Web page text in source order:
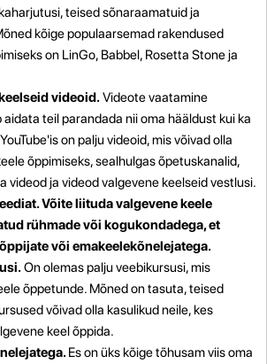
teised sõnaraamatuid ja
kõige populaarsemad rakendused
on LinGo, Babbel, Rosetta Stone ja
videoid.Videote vaatamine
teil parandada nii oma hääldust kui ka
on palju videoid, mis võivad olla
õppimiseks, sealhulgas õpetuskanalid,
videod ja videod valgevene keelseid vestlusi.
Võite liituda valgevene keele
rühmade või kogukondadega, et
või emakeelekõnelejatega.
On olemas palju veebikursusi, mis
õppetunde. Mõned on tasuta, teised
võivad olla kasulikud neile, kes
keel õppida.
Es on üks kõige tõhusam viis oma